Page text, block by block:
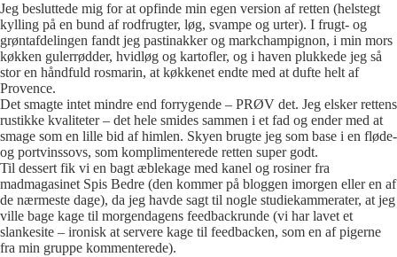
Jeg besluttede mig for at opfinde min egen version af retten (helstegt
kylling på en bund af rodfrugter, løg, svampe og urter). I frugt- og
grøntafdelingen fandt jeg pastinakker og markchampignon, i min mors
køkken gulerrødder, hvidløg og kartofler, og i haven plukkede jeg så
stor en håndfuld rosmarin, at køkkenet endte med at dufte helt af
Provence.
Det smagte intet mindre end forrygende – PRØV det. Jeg elsker rettens
rustikke kvaliteter – det hele smides sammen i et fad og ender med at
smage som en lille bid af himlen. Skyen brugte jeg som base i en fløde-
og portvinssovs, som komplimenterede retten super godt.
Til dessert fik vi en bagt æblekage med kanel og rosiner fra
madmagasinet Spis Bedre (den kommer på bloggen imorgen eller en af
de nærmeste dage), da jeg havde sagt til nogle studiekammerater, at jeg
ville bage kage til morgendagens feedbackrunde (vi har lavet et
slankesite – ironisk at servere kage til feedbacken, som en af pigerne
fra min gruppe kommenterede).